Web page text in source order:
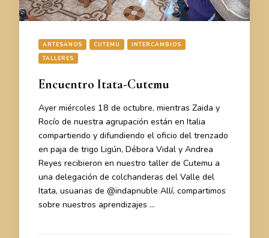
ARTESANOS CUTEMU
INTERCAMBIOS
TALLERES
Encuentro Itata-Cutemu
Ayer miércoles 18 de octubre, mientras Zaida y
Rocío de nuestra agrupación están en Italia
compartiendo y difundiendo el oficio del trenzado
en paja de trigo Ligún, Débora Vidal y Andrea
Reyes recibieron en nuestro taller de Cutemu a
una delegación de colchanderas del Valle del
Itata, usuarias de @indapnuble Allí, compartimos
sobre nuestros aprendizajes …